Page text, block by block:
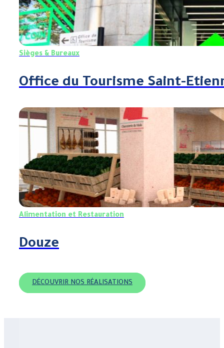
Sièges & Bureaux
Office du Tourisme Saint-
Alimentation et Restauration
Douze
DÉCOUVRIR NOS RÉALISATIONS